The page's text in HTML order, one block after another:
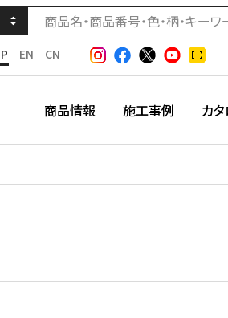
EN CN
商品情報 施工事例 カ